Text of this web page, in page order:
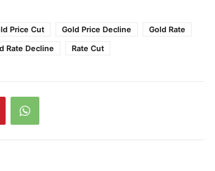
Price Cut Gold Price Decline
Gold Rate
Rate Decline Rate Cut